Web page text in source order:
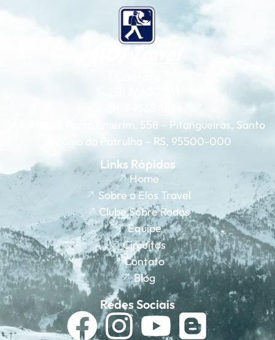
Av. Afonso Porto Emerim, 558 – Pitangueiras, Santo
Antônio da Patrulha – RS, 95500-000
Links Rápidos
Home
Sobre a Elos Travel
Clube Sobre Rodas
Equipe
Circuitos
Contato
Blog
Redes Sociais